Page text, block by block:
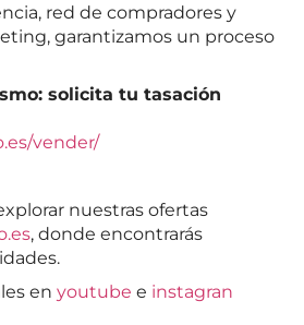
red de compradores y
garantizamos un proceso
solicita tu tasación
vender/
nuestras ofertas
, donde encontrarás
en youtube e instagran